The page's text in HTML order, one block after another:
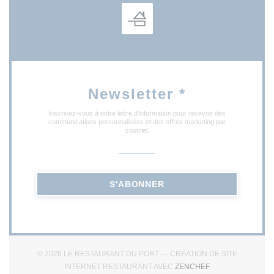
Newsletter *
Inscrivez-vous à notre lettre d'information pour recevoir des
communications personnalisées et des offres marketing par
courriel.
S'ABONNER
© 2026 LE RESTAURANT DU PORT — CRÉATION DE SITE
INTERNET RESTAURANT AVEC ZENCHEF((OUVRE UNE